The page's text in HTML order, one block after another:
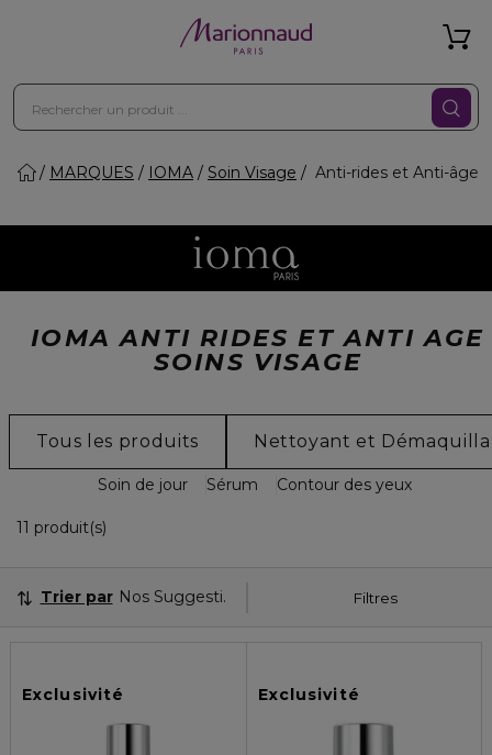
MARQUES IOMA Soin Visage Anti-rides et Anti-âge
IOMA ANTI RIDES ET ANTI AGE
SOINS VISAGE
Tous les produits Nettoyant et
Soin de jour Sérum Contour des yeux
11 produit(s)
Filtres
Trier par Nos Suggestions
Exclusivité Exclusivité